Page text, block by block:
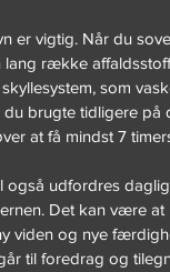
er vigtig. Når du
række
som
brugte tidligere på
at få mindst 7
også udfordres
Det kan være
viden og nye
til foredrag og